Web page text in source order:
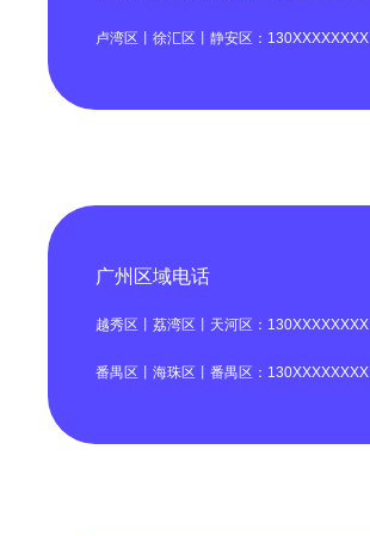
卢湾区丨徐汇区丨静安区：130XXXXXXXX
广州区域电话
越秀区丨荔湾区丨天河区：130XXXXXXXX
番禺区丨海珠区丨番禺区：130XXXXXXXX